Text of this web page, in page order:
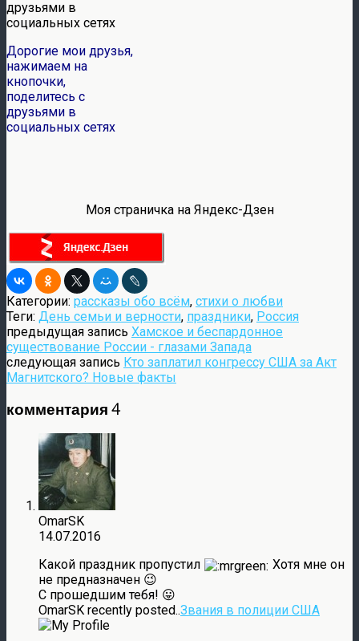
Дорогие мои друзья,
нажимаем на
кнопочки,
поделитесь с
друзьями в
социальных сетях
Моя страничка на Яндекс-Дзен
Категории: рассказы обо всём, стихи о любви
Теги: День семьи и верности, праздники, Россия
предыдущая запись Хамское и беспардонное
существование России - глазами Запада
следующая запись Кто заплатил конгрессу США за Акт
Магнитского? Новые факты
комментария 4
OmarSK
14.07.2016
Какой праздник пропустил
Хотя мне он
не предназначен 😉
С прошедшим тебя! 😛
OmarSK recently posted..Звания в полиции США